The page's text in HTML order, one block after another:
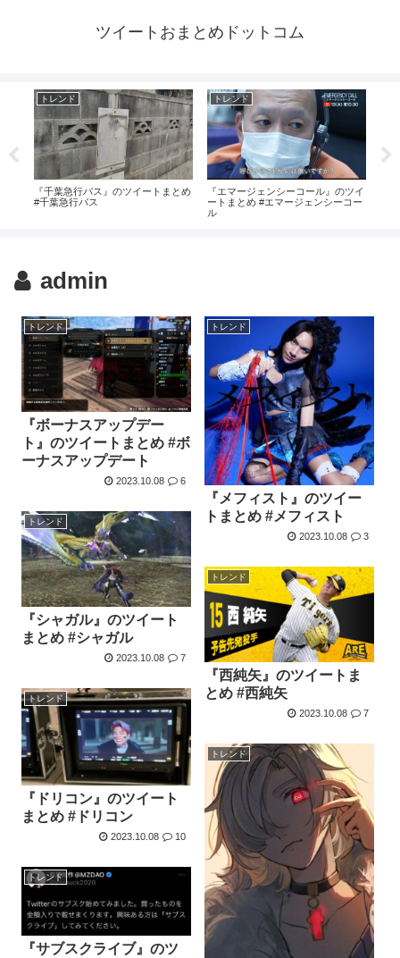
ツイートおまとめドットコム
トレンド
『千葉急行バス』のツイートまとめ
#千葉急行バス
トレンド
『エマージェンシーコール』のツイ
ートまとめ #エマージェンシーコー
ル
admin
トレンド
『ボーナスアップデー
ト』のツイートまとめ #ボ
ーナスアップデート
2023.10.08 6
トレンド
『メフィスト』のツイー
トまとめ #メフィスト
2023.10.08 3
トレンド
『シャガル』のツイート
まとめ #シャガル
2023.10.08 7
トレンド
『西純矢』のツイートま
とめ #西純矢
2023.10.08 7
トレンド
『ドリコン』のツイート
まとめ #ドリコン
2023.10.08 10
トレンド
トレンド
『サブスクライブ』のツ